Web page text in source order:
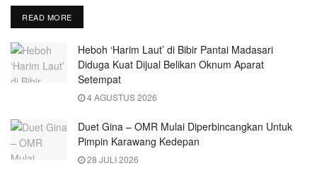
READ MORE
Heboh ‘Harim Laut’ di Bibir Pantai Madasari
Diduga Kuat Dijual Belikan Oknum Aparat
Setempat
4 AGUSTUS 2026
Duet Gina – OMR Mulai Diperbincangkan Untuk
Pimpin Karawang Kedepan
28 JULI 2026